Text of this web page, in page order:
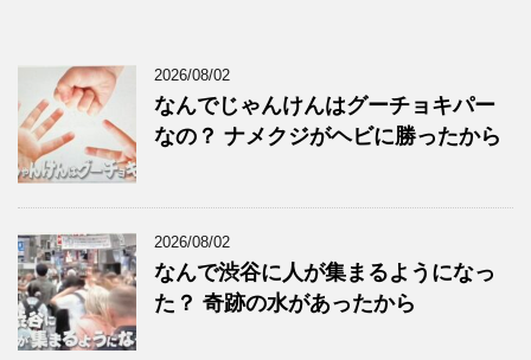
2026/08/02
なんでじゃんけんはグーチョキパー
なの？ ナメクジがヘビに勝ったから
2026/08/02
なんで渋谷に人が集まるようになっ
た？ 奇跡の水があったから